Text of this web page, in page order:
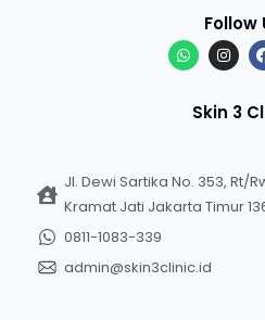
Follow
Skin 3
Jl. Dewi Sartika No. 353, Rt/
Kramat Jati Jakarta Timur
0811-1083-339
admin@skin3clinic.id